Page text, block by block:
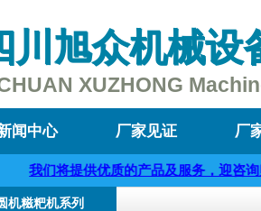
川旭众机械设
XUZHONG
闻中心 厂家见证 厂
我们将提供优质的产品及服务，迎咨询购买
机糍粑机系列